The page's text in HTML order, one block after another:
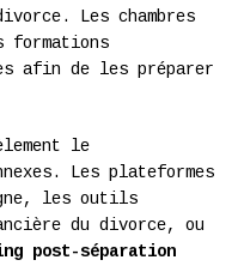
Les chambres
formations
afin de les préparer
le
Les plateformes
les outils
du divorce, ou
post-séparation